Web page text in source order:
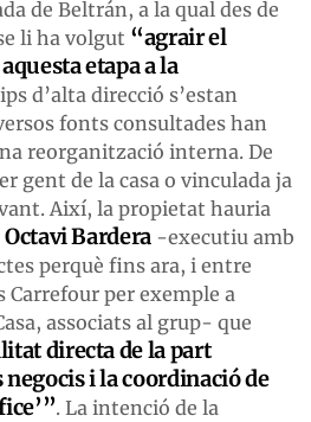
de Beltrán, a la qual des de
li ha volgut “agrair el
etapa a la
d’alta direcció s’estan
fonts consultades han
reorganització interna. De
gent de la casa o vinculada ja
Així, la propietat hauria
Octavi Bardera -executiu amb
perquè fins ara, i entre
per exemple a
associats al grup- que
directa de la part
i la coordinació de
. La intenció de la